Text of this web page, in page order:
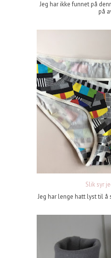
Jeg har ikke funnet på
på
Slik syr
Jeg har lenge hatt lyst til å